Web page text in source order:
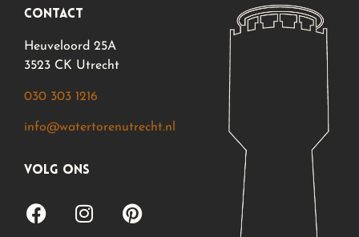
contact
Heuveloord 25A
3523 CK Utrecht
030 303 1216
info@watertorenutrecht.nl
volg ons